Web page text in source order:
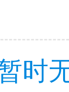
时